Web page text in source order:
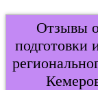
Отзывы
подготовки